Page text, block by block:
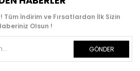
Tüm İndirim ve Fırsatlardan İlk Sizin
Olsun !
GÖNDER